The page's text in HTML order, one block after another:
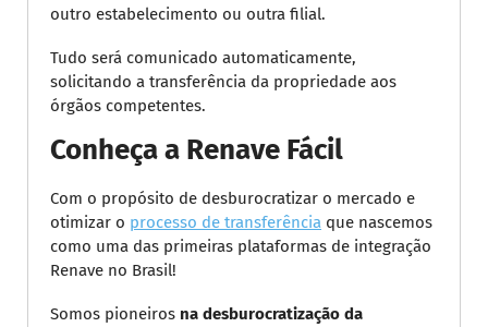
outro estabelecimento ou outra filial.
Tudo será comunicado automaticamente,
solicitando a transferência da propriedade aos
órgãos competentes.
Conheça a Renave Fácil
Com o propósito de desburocratizar o mercado e
otimizar o processo de transferência que nascemos
como uma das primeiras plataformas de integração
Renave no Brasil!
Somos pioneiros na desburocratização da